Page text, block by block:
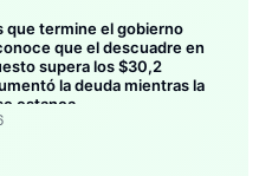
que termine el gobierno
que el descuadre en
supera los $30,2
la deuda mientras la
estanca